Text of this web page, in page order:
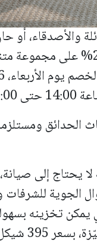
والأصدقاء، أو
الخارج لديكم، تقدّم إيكيا خصمًا
يحتاج إلى
الجوية
يمكن تخزينه
من 495 شيكل).